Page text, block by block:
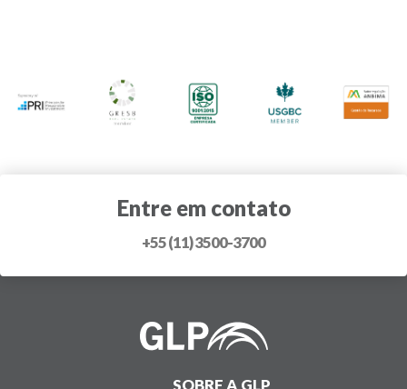
Entre em contato
+55 (11) 3500-3700
SOBRE A GLP